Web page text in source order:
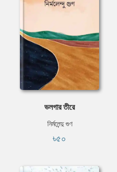
ভলগার তীরে
নির্মলেন্দু গুণ
৳৫০